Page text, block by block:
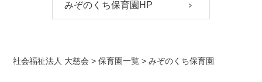
みぞのくち保育園HP
社会福祉法人 大慈会 >保育園一覧 >みぞのくち保育園